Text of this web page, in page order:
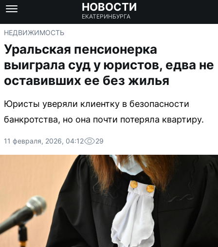
НОВОСТИ
ЕКАТЕРИНБУРГА
НЕДВИЖИМОСТЬ
Уральская пенсионерка
выиграла суд у юристов, едва не
оставивших ее без жилья
Юристы уверяли клиентку в безопасности
банкротства, но она почти потеряла квартиру.
11 февраля, 2026, 04:12 29